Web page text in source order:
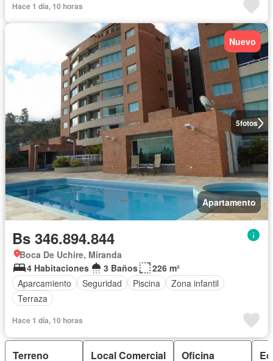
Hace 1 día, 10 horas
5fotos
Nuevo
Apartamento
Bs 346.894.844
Boca De Uchire, Miranda
4 Habitaciones
3 Baños
226 m²
Aparcamiento
Seguridad Piscina
Zona infantil
Terraza
Hace 1 día, 10 horas
Terreno Local Comercial Oficina